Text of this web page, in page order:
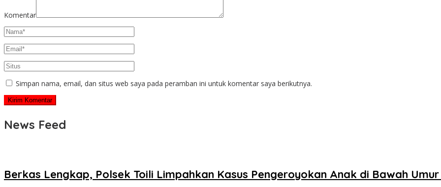
Komentar
Simpan nama, email, dan situs web saya pada peramban ini untuk komentar saya berikutnya.
News Feed
Berkas Lengkap, Polsek Toili Limpahkan Kasus Pengeroyokan Anak di Bawah Umur